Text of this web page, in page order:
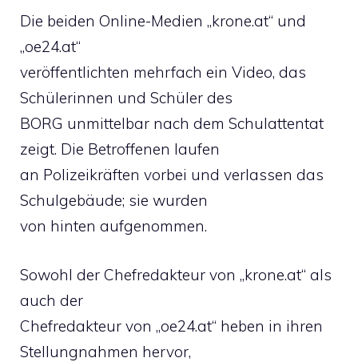
Die beiden Online-Medien „krone.at“ und
„oe24.at“
veröffentlichten mehrfach ein Video, das
Schülerinnen und Schüler des
BORG unmittelbar nach dem Schulattentat
zeigt. Die Betroffenen laufen
an Polizeikräften vorbei und verlassen das
Schulgebäude; sie wurden
von hinten aufgenommen.
Sowohl der Chefredakteur von „krone.at“ als
auch der
Chefredakteur von „oe24.at“ heben in ihren
Stellungnahmen hervor,